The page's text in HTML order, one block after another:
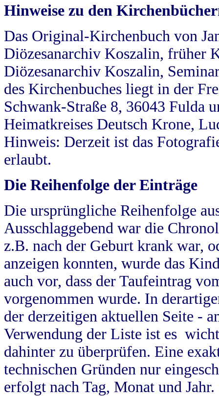
Hinweise zu den
Das Original-Kirchenbuch von
Diözesanarchiv Koszalin, früher
Diözesanarchiv Koszalin,
des Kirchenbuches liegt in der
Schwank-Straße 8, 36043 Fulda
Heimatkreises Deutsch Krone,
Hinweis: Derzeit ist das
erlaubt.
Die Reihenfolge der Einträge
Die ursprüngliche Reihenfolge
Ausschlaggebend war die
z.B. nach der Geburt krank war,
anzeigen konnten, wurde das
auch vor, dass der Taufeintrag
vorgenommen wurde. In
der derzeitigen aktuellen Seite -
Verwendung der Liste ist es
dahinter zu überprüfen. Eine
technischen Gründen nur
erfolgt nach Tag, Monat und Jahr.